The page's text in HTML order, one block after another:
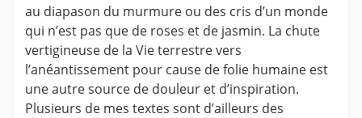
au diapason du murmure ou des cris d’un monde
qui n’est pas que de roses et de jasmin. La chute
vertigineuse de la Vie terrestre vers
l’anéantissement pour cause de folie humaine est
une autre source de douleur et d’inspiration.
Plusieurs de mes textes sont d’ailleurs des